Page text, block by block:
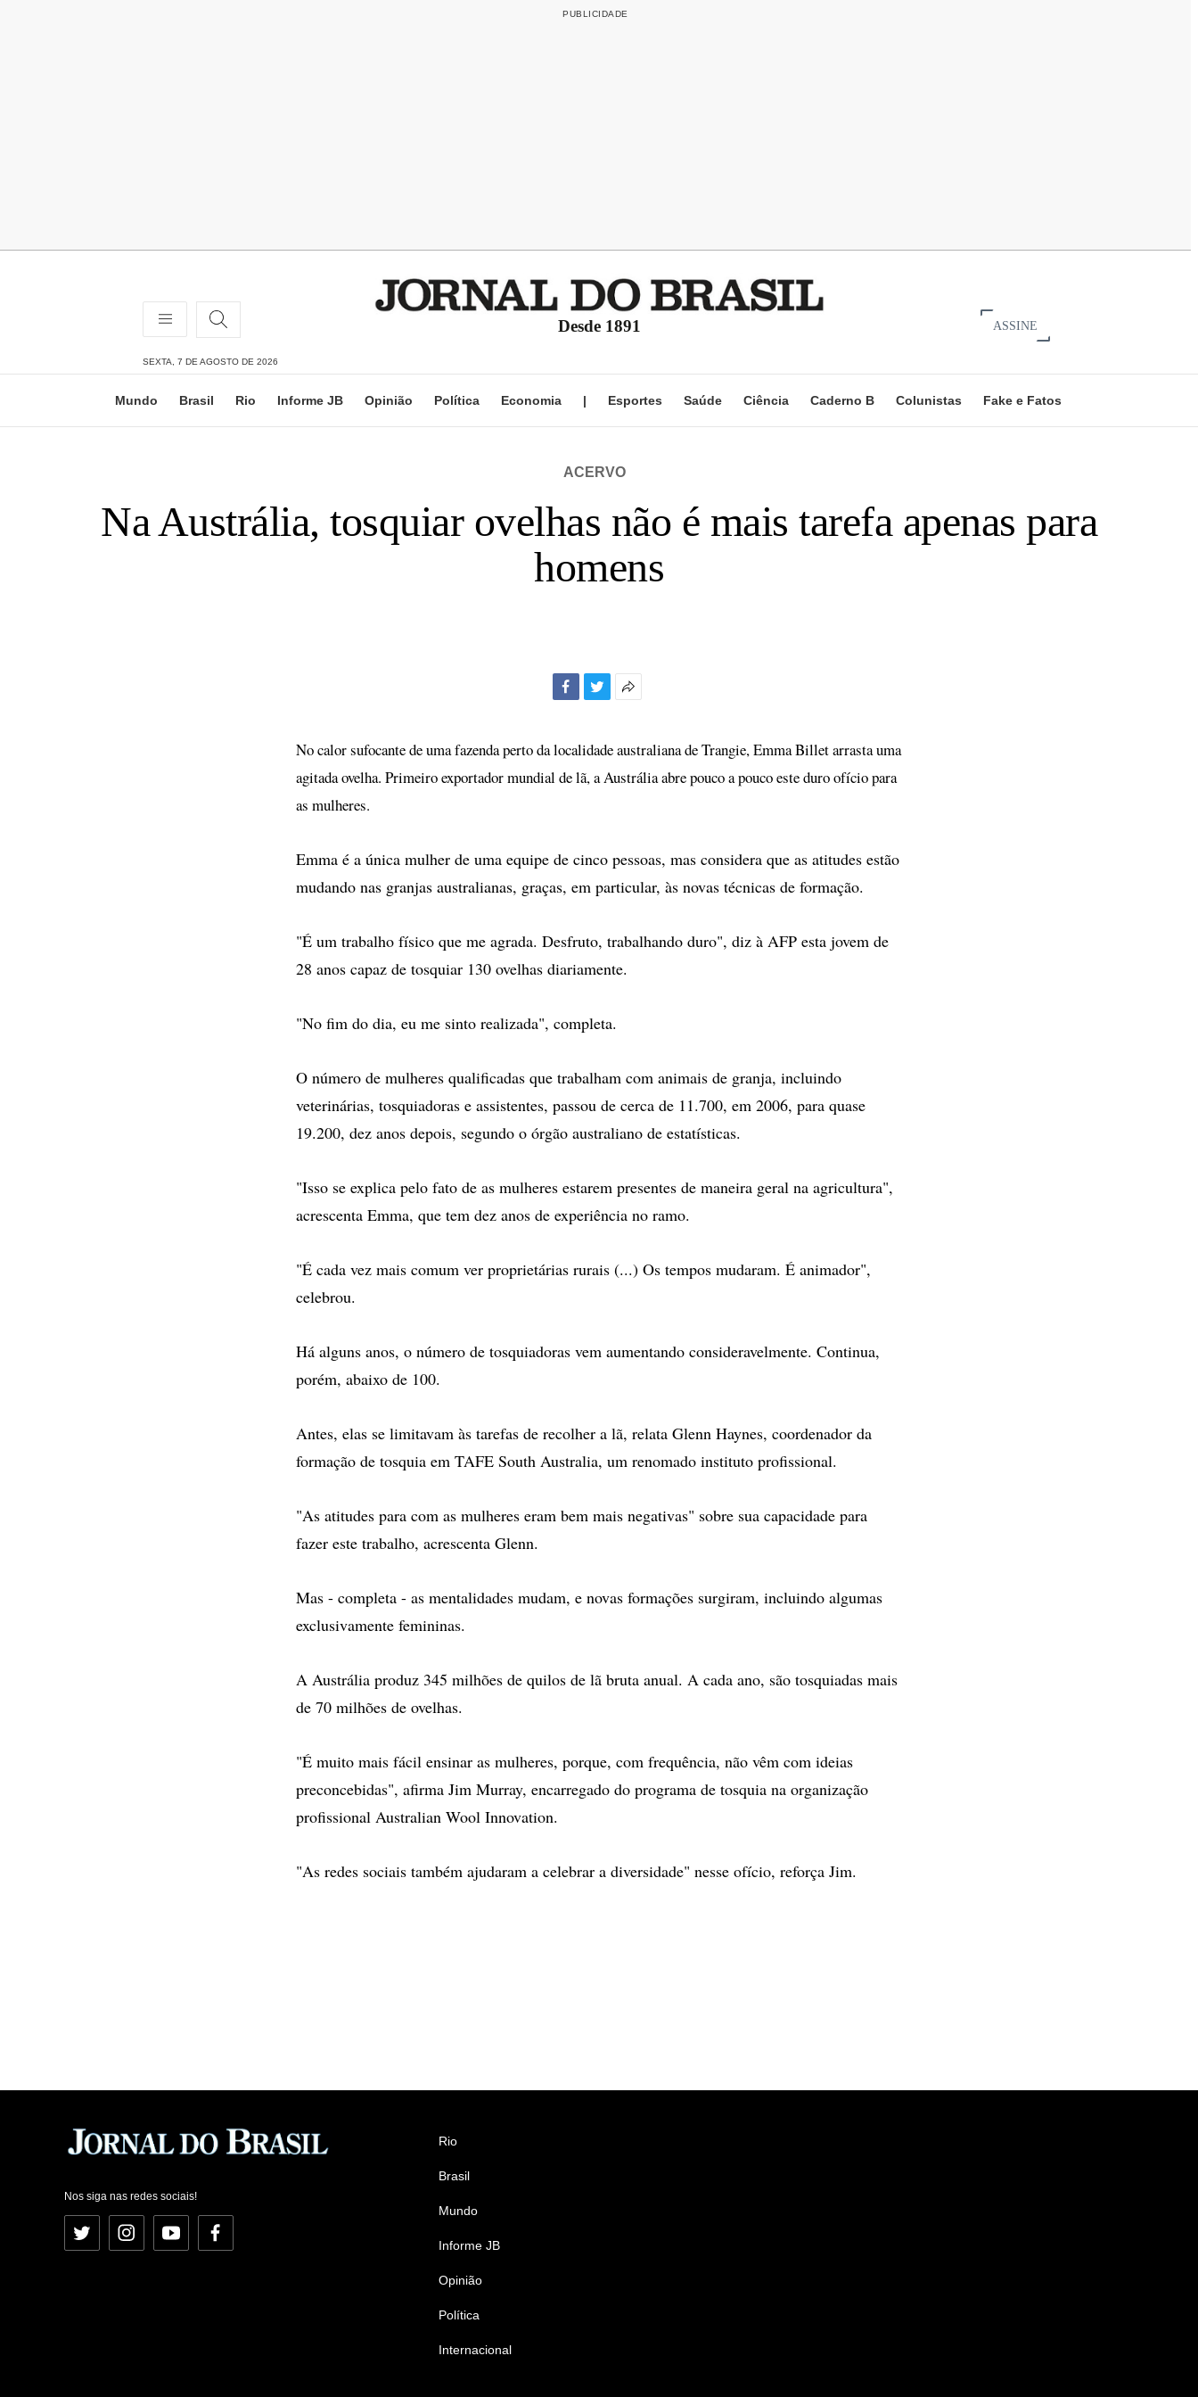
Desde 1891 ASSINE
SEXTA, 7 DE AGOSTO DE 2026
Mundo Brasil Rio Informe JB Opinião Política Economia | Esportes Saúde Ciência Caderno B Colunistas Fake e Fatos
ACERVO
Na Austrália, tosquiar ovelhas não é mais tarefa apenas para
homens
compartilhamento
No calor sufocante de uma fazenda perto da localidade australiana de Trangie, Emma Billet arrasta uma
agitada ovelha. Primeiro exportador mundial de lã, a Austrália abre pouco a pouco este duro ofício para
as mulheres.
Emma é a única mulher de uma equipe de cinco pessoas, mas considera que as atitudes estão
mudando nas granjas australianas, graças, em particular, às novas técnicas de formação.
"É um trabalho físico que me agrada. Desfruto, trabalhando duro", diz à AFP esta jovem de
28 anos capaz de tosquiar 130 ovelhas diariamente.
"No fim do dia, eu me sinto realizada", completa.
O número de mulheres qualificadas que trabalham com animais de granja, incluindo
veterinárias, tosquiadoras e assistentes, passou de cerca de 11.700, em 2006, para quase
19.200, dez anos depois, segundo o órgão australiano de estatísticas.
"Isso se explica pelo fato de as mulheres estarem presentes de maneira geral na agricultura",
acrescenta Emma, que tem dez anos de experiência no ramo.
"É cada vez mais comum ver proprietárias rurais (...) Os tempos mudaram. É animador",
celebrou.
Há alguns anos, o número de tosquiadoras vem aumentando consideravelmente. Continua,
porém, abaixo de 100.
Antes, elas se limitavam às tarefas de recolher a lã, relata Glenn Haynes, coordenador da
formação de tosquia em TAFE South Australia, um renomado instituto profissional.
"As atitudes para com as mulheres eram bem mais negativas" sobre sua capacidade para
fazer este trabalho, acrescenta Glenn.
Mas - completa - as mentalidades mudam, e novas formações surgiram, incluindo algumas
exclusivamente femininas.
A Austrália produz 345 milhões de quilos de lã bruta anual. A cada ano, são tosquiadas mais
de 70 milhões de ovelhas.
"É muito mais fácil ensinar as mulheres, porque, com frequência, não vêm com ideias
preconcebidas", afirma Jim Murray, encarregado do programa de tosquia na organização
profissional Australian Wool Innovation.
"As redes sociais também ajudaram a celebrar a diversidade" nesse ofício, reforça Jim.
Nos siga nas redes sociais!
Twitter InstagramYouTubeFacebook
Rio
Brasil
Mundo
Informe JB
Opinião
Política
Internacional